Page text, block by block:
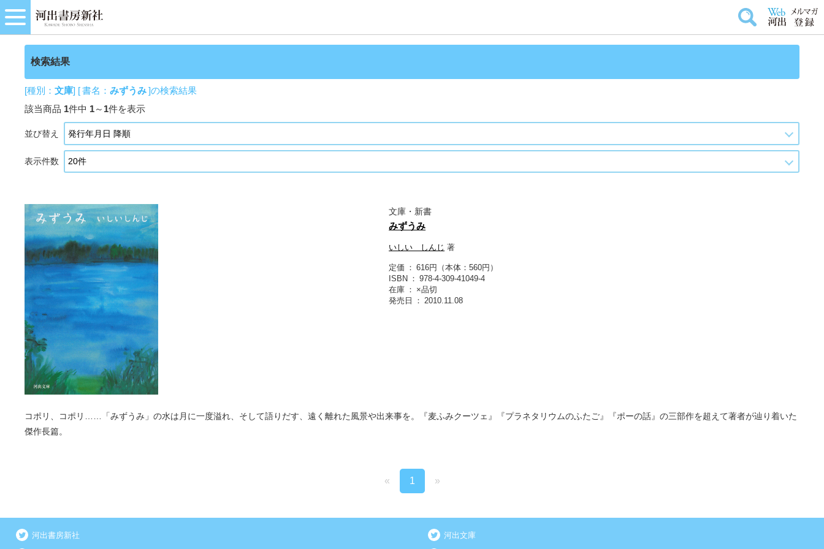
検索結果
[種別：文庫] [ 書名：みずうみ]の検索結果
該当商品 1件中 1～ 1件を表示
並び替え
表示件数
文庫・新書
みずうみ
いしい しんじ 著
定価
616円（本体：560円）
ISBN
978-4-309-41049-4
在庫
×品切
発売日
2010.11.08
コポリ、コポリ……「みずうみ」の水は月に一度溢れ、そして語りだす、遠く離れた風景や出来事を。『麦ふみクーツェ』『プラネタリウムのふたご』『ポーの話』の三部作を超えて著者が辿り着いた
傑作長篇。
« 1 »
河出書房新社 河出文庫